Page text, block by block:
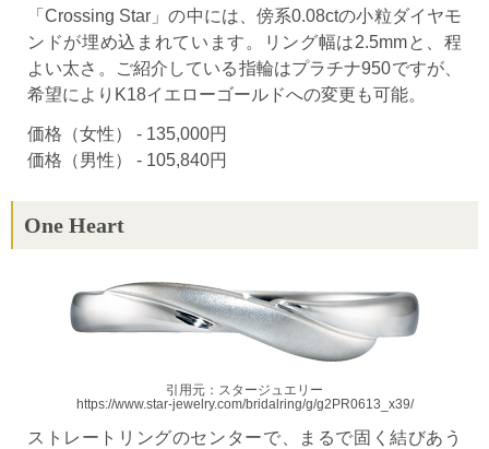
「Crossing Star」の中には、傍系0.08ctの小粒ダイヤモ
ンドが埋め込まれています。リング幅は2.5mmと、程
よい太さ。ご紹介している指輪はプラチナ950ですが、
希望によりK18イエローゴールドへの変更も可能。
価格（女性） - 135,000円
価格（男性） - 105,840円
One Heart
引用元：スタージュエリー
https://www.star-jewelry.com/bridalring/g/g2PR0613_x39/
ストレートリングのセンターで、まるで固く結びあう